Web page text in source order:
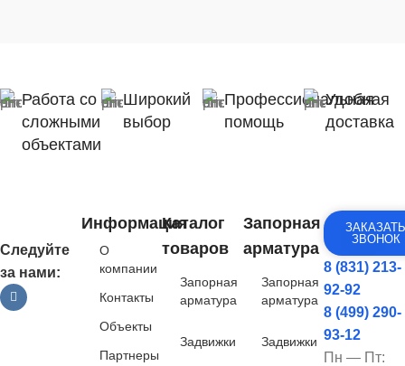
Работа со
сложными
объектами
Широкий
выбор
Профессиональная
помощь
Удобная
доставка
Следуйте
за нами:
Информация
О
компании
Контакты
Объекты
Партнеры
Каталог
товаров
Запорная
арматура
Задвижки
Запорная
арматура
Запорная
арматура
Задвижки
ЗВОНОК
8 (831) 213-
92-92
8 (499) 290-
93-12
Пн — Пт: